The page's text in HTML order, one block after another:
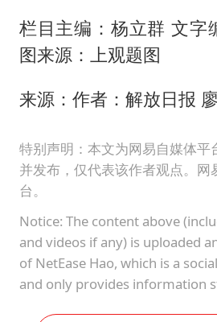
栏目主编：杨立群 文字
图来源：上观题图
来源：作者：解放日报
特别声明：本文为网易自媒体平
并发布，仅代表该作者观点。网
台。
Notice: The content above
and videos if any) is uploaded
of NetEase Hao, which is a
and only provides information